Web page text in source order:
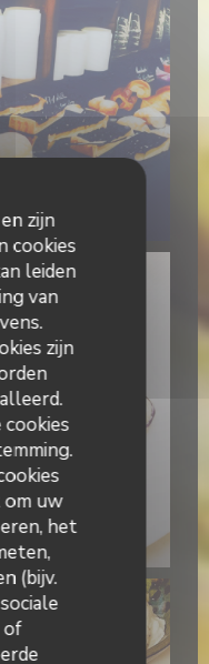
zijn
cookies
leiden
van
zijn
uw
het
(bijv.
of
midi)